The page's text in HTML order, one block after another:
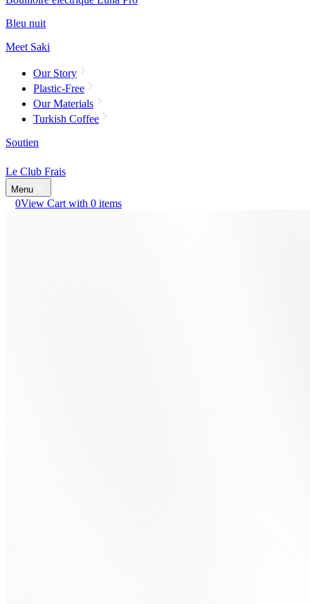
Bleu nuit
Meet Saki
Our Story
Plastic-Free
Our Materials
Turkish Coffee
Soutien
Le Club Frais
Menu
0View Cart with 0 items